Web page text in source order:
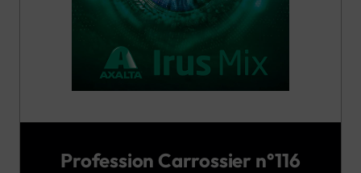
Profession Carrossier n°116